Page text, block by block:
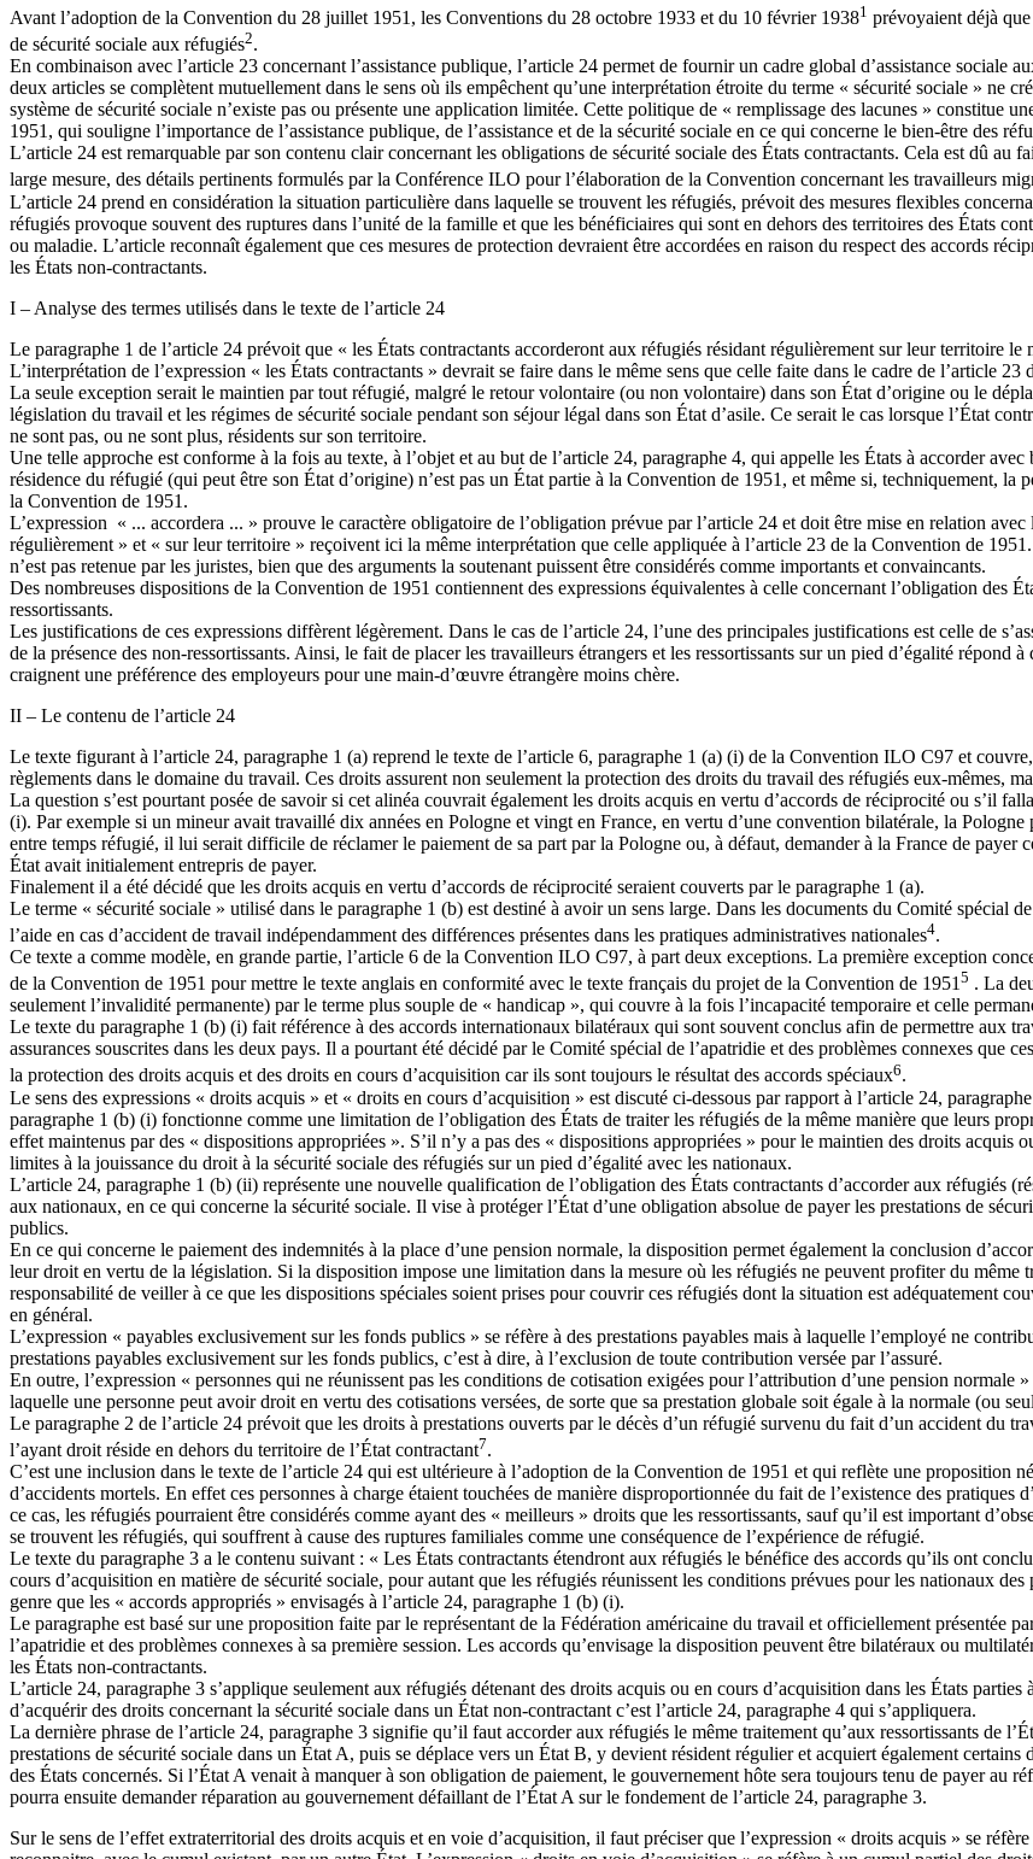
Avant l’adoption de la Convention du 28 juillet 1951, les Conventions du 28 octobre 1933 et du 10 février 19381 prévoyaient déjà
de sécurité sociale aux réfugiés2.
En combinaison avec l’article 23 concernant l’assistance publique, l’article 24 permet de fournir un cadre global d’assistance sociale
deux articles se complètent mutuellement dans le sens où ils empêchent qu’une interprétation étroite du terme « sécurité sociale » ne
système de sécurité sociale n’existe pas ou présente une application limitée. Cette politique de « remplissage des lacunes » constitue
1951, qui souligne l’importance de l’assistance publique, de l’assistance et de la sécurité sociale en ce qui concerne le bien-être des
L’article 24 est remarquable par son contenu clair concernant les obligations de sécurité sociale des États contractants. Cela est dû au
large mesure, des détails pertinents formulés par la Conférence ILO pour l’élaboration de la Convention concernant les travailleurs
L’article 24 prend en considération la situation particulière dans laquelle se trouvent les réfugiés, prévoit des mesures flexibles
réfugiés provoque souvent des ruptures dans l’unité de la famille et que les bénéficiaires qui sont en dehors des territoires des États
ou maladie. L’article reconnaît également que ces mesures de protection devraient être accordées en raison du respect des accords
les États non-contractants.
I – Analyse des termes utilisés dans le texte de l’article 24
Le paragraphe 1 de l’article 24 prévoit que « les États contractants accorderont aux réfugiés résidant régulièrement sur leur territoire
L’interprétation de l’expression « les États contractants » devrait se faire dans le même sens que celle faite dans le cadre de l’article
La seule exception serait le maintien par tout réfugié, malgré le retour volontaire (ou non volontaire) dans son État d’origine ou le
législation du travail et les régimes de sécurité sociale pendant son séjour légal dans son État d’asile. Ce serait le cas lorsque l’État
ne sont pas, ou ne sont plus, résidents sur son territoire.
Une telle approche est conforme à la fois au texte, à l’objet et au but de l’article 24, paragraphe 4, qui appelle les États à accorder
résidence du réfugié (qui peut être son État d’origine) n’est pas un État partie à la Convention de 1951, et même si, techniquement, la
la Convention de 1951.
L’expression « ... accordera ... » prouve le caractère obligatoire de l’obligation prévue par l’article 24 et doit être mise en relation
régulièrement » et « sur leur territoire » reçoivent ici la même interprétation que celle appliquée à l’article 23 de la Convention de
n’est pas retenue par les juristes, bien que des arguments la soutenant puissent être considérés comme importants et convaincants.
Des nombreuses dispositions de la Convention de 1951 contiennent des expressions équivalentes à celle concernant l’obligation des
ressortissants.
Les justifications de ces expressions diffèrent légèrement. Dans le cas de l’article 24, l’une des principales justifications est celle de
de la présence des non-ressortissants. Ainsi, le fait de placer les travailleurs étrangers et les ressortissants sur un pied d’égalité répond
craignent une préférence des employeurs pour une main-d’œuvre étrangère moins chère.
II – Le contenu de l’article 24
Le texte figurant à l’article 24, paragraphe 1 (a) reprend le texte de l’article 6, paragraphe 1 (a) (i) de la Convention ILO C97 et
règlements dans le domaine du travail. Ces droits assurent non seulement la protection des droits du travail des réfugiés eux-mêmes,
La question s’est pourtant posée de savoir si cet alinéa couvrait également les droits acquis en vertu d’accords de réciprocité ou s’il
(i). Par exemple si un mineur avait travaillé dix années en Pologne et vingt en France, en vertu d’une convention bilatérale, la
entre temps réfugié, il lui serait difficile de réclamer le paiement de sa part par la Pologne ou, à défaut, demander à la France de payer
État avait initialement entrepris de payer.
Finalement il a été décidé que les droits acquis en vertu d’accords de réciprocité seraient couverts par le paragraphe 1 (a).
Le terme « sécurité sociale » utilisé dans le paragraphe 1 (b) est destiné à avoir un sens large. Dans les documents du Comité spécial
l’aide en cas d’accident de travail indépendamment des différences présentes dans les pratiques administratives nationales4.
Ce texte a comme modèle, en grande partie, l’article 6 de la Convention ILO C97, à part deux exceptions. La première exception
de la Convention de 1951 pour mettre le texte anglais en conformité avec le texte français du projet de la Convention de 1951 5 . La
seulement l’invalidité permanente) par le terme plus souple de « handicap », qui couvre à la fois l’incapacité temporaire et celle
Le texte du paragraphe 1 (b) (i) fait référence à des accords internationaux bilatéraux qui sont souvent conclus afin de permettre aux
assurances souscrites dans les deux pays. Il a pourtant été décidé par le Comité spécial de l’apatridie et des problèmes connexes que
la protection des droits acquis et des droits en cours d’acquisition car ils sont toujours le résultat des accords spéciaux6.
Le sens des expressions « droits acquis » et « droits en cours d’acquisition » est discuté ci-dessous par rapport à l’article 24,
paragraphe 1 (b) (i) fonctionne comme une limitation de l’obligation des États de traiter les réfugiés de la même manière que leurs
effet maintenus par des « dispositions appropriées ». S’il n’y a pas des « dispositions appropriées » pour le maintien des droits acquis
limites à la jouissance du droit à la sécurité sociale des réfugiés sur un pied d’égalité avec les nationaux.
L’article 24, paragraphe 1 (b) (ii) représente une nouvelle qualification de l’obligation des États contractants d’accorder aux réfugiés
aux nationaux, en ce qui concerne la sécurité sociale. Il vise à protéger l’État d’une obligation absolue de payer les prestations de
publics.
En ce qui concerne le paiement des indemnités à la place d’une pension normale, la disposition permet également la conclusion
leur droit en vertu de la législation. Si la disposition impose une limitation dans la mesure où les réfugiés ne peuvent profiter du même
responsabilité de veiller à ce que les dispositions spéciales soient prises pour couvrir ces réfugiés dont la situation est adéquatement
en général.
L’expression « payables exclusivement sur les fonds publics » se réfère à des prestations payables mais à laquelle l’employé ne
prestations payables exclusivement sur les fonds publics, c’est à dire, à l’exclusion de toute contribution versée par l’assuré.
En outre, l’expression « personnes qui ne réunissent pas les conditions de cotisation exigées pour l’attribution d’une pension normale
laquelle une personne peut avoir droit en vertu des cotisations versées, de sorte que sa prestation globale soit égale à la normale (ou
Le paragraphe 2 de l’article 24 prévoit que les droits à prestations ouverts par le décès d’un réfugié survenu du fait d’un accident du
l’ayant droit réside en dehors du territoire de l’État contractant7.
C’est une inclusion dans le texte de l’article 24 qui est ultérieure à l’adoption de la Convention de 1951 et qui reflète une proposition
d’accidents mortels. En effet ces personnes à charge étaient touchées de manière disproportionnée du fait de l’existence des
ce cas, les réfugiés pourraient être considérés comme ayant des « meilleurs » droits que les ressortissants, sauf qu’il est important
se trouvent les réfugiés, qui souffrent à cause des ruptures familiales comme une conséquence de l’expérience de réfugié.
Le texte du paragraphe 3 a le contenu suivant : « Les États contractants étendront aux réfugiés le bénéfice des accords qu’ils ont
cours d’acquisition en matière de sécurité sociale, pour autant que les réfugiés réunissent les conditions prévues pour les nationaux
genre que les « accords appropriés » envisagés à l’article 24, paragraphe 1 (b) (i).
Le paragraphe est basé sur une proposition faite par le représentant de la Fédération américaine du travail et officiellement présentée
l’apatridie et des problèmes connexes à sa première session. Les accords qu’envisage la disposition peuvent être bilatéraux ou
les États non-contractants.
L’article 24, paragraphe 3 s’applique seulement aux réfugiés détenant des droits acquis ou en cours d’acquisition dans les États
d’acquérir des droits concernant la sécurité sociale dans un État non-contractant c’est l’article 24, paragraphe 4 qui s’appliquera.
La dernière phrase de l’article 24, paragraphe 3 signifie qu’il faut accorder aux réfugiés le même traitement qu’aux ressortissants de
prestations de sécurité sociale dans un État A, puis se déplace vers un État B, y devient résident régulier et acquiert également
des États concernés. Si l’État A venait à manquer à son obligation de paiement, le gouvernement hôte sera toujours tenu de payer au
pourra ensuite demander réparation au gouvernement défaillant de l’État A sur le fondement de l’article 24, paragraphe 3.
Sur le sens de l’effet extraterritorial des droits acquis et en voie d’acquisition, il faut préciser que l’expression « droits acquis » se